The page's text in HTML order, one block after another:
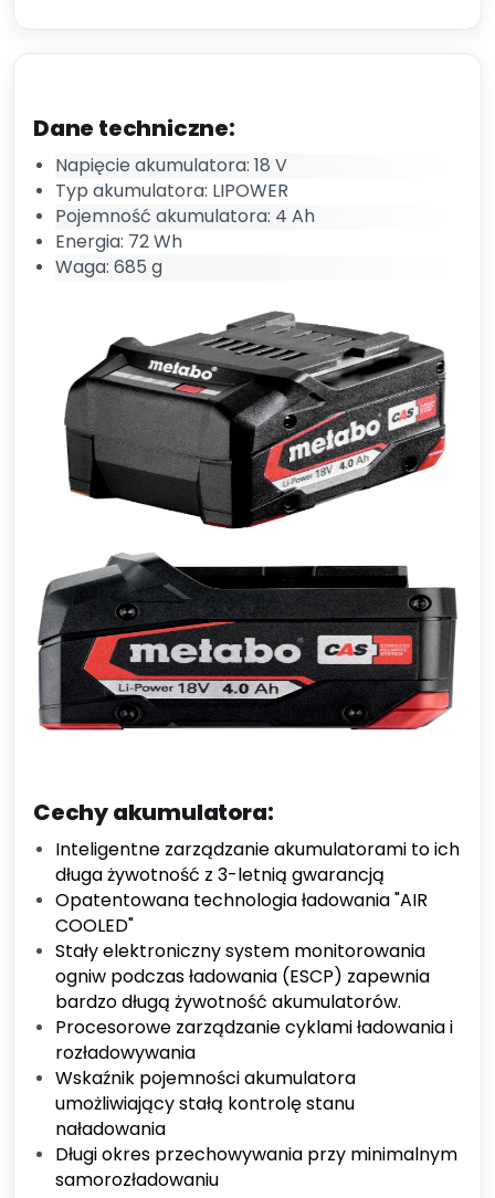
Dane techniczne:
Napięcie akumulatora: 18 V
Typ akumulatora: LIPOWER
Pojemność akumulatora: 4 Ah
Energia: 72 Wh
Waga: 685 g
Cechy akumulatora:
Inteligentne zarządzanie akumulatorami to ich
długa żywotność z 3-letnią gwarancją
Opatentowana technologia ładowania "AIR
COOLED"
Stały elektroniczny system monitorowania
ogniw podczas ładowania (ESCP) zapewnia
bardzo długą żywotność akumulatorów.
Procesorowe zarządzanie cyklami ładowania i
rozładowywania
Wskaźnik pojemności akumulatora
umożliwiający stałą kontrolę stanu
naładowania
Długi okres przechowywania przy minimalnym
samorozładowaniu